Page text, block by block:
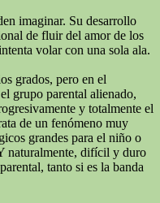
imaginar. Su desarrollo
de fluir del amor de los
volar con una sola ala.
grados, pero en el
grupo parental alienado,
y totalmente el
de un fenómeno muy
grandes para el niño o
naturalmente, difícil y duro
tanto si es la banda